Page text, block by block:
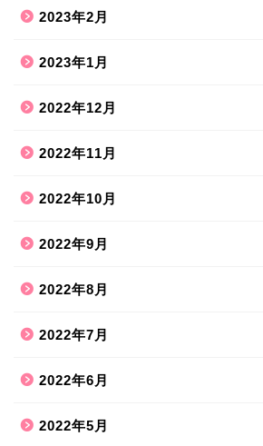
2023年2月
2023年1月
2022年12月
2022年11月
2022年10月
2022年9月
2022年8月
2022年7月
2022年6月
2022年5月